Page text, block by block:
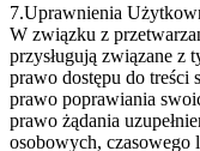
7.Uprawnienia
W związku z
przysługują związane z
prawo dostępu do treści
prawo poprawiania
prawo żądania
osobowych, czasowego